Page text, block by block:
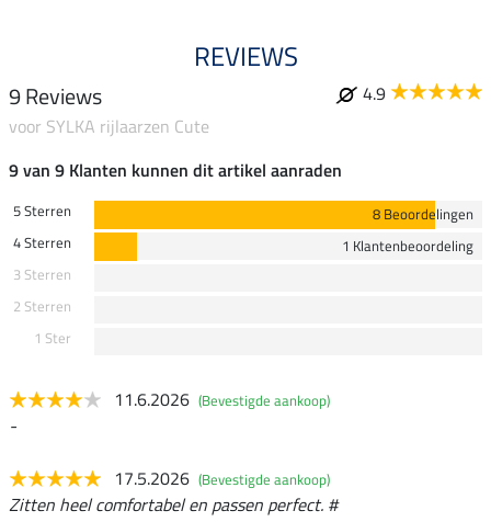
REVIEWS
9 Reviews
4.9
voor SYLKA rijlaarzen Cute
9 van 9 Klanten kunnen dit artikel aanraden
5 Sterren
8 Beoordelingen
4 Sterren
1 Klantenbeoordeling
3 Sterren
2 Sterren
1 Ster
11.6.2026 (Bevestigde aankoop)
-
17.5.2026 (Bevestigde aankoop)
Zitten heel comfortabel en passen perfect. #